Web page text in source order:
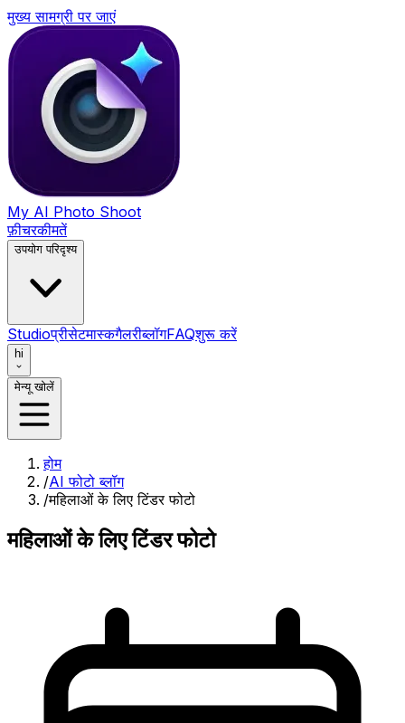
मुख्य सामग्री पर जाएं
My AI Photo Shoot
फ़ीचरकीमतें
उपयोग परिदृश्य
Studioप्रीसेटमास्कगैलरीब्लॉगFAQशुरू करें
hi
मेन्यू खोलें
होम
/AI फोटो ब्लॉग
/महिलाओं के लिए टिंडर फोटो
महिलाओं के लिए टिंडर फोटो